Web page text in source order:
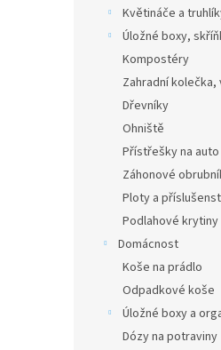
Květináče a
Úložné boxy,
Kompostéry
Zahradní kolečka,
Dřevníky
Ohniště
Přístřešky na auto
Záhonové
Ploty a
Podlahové krytiny
Domácnost
Koše na prádlo
Odpadkové koše
Úložné boxy a
Dózy na potraviny